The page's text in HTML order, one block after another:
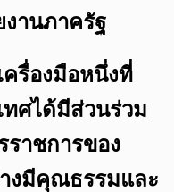
งานภาครัฐ
ครื่องมือหนึ่งที่
ทศได้มีส่วนร่วม
ราชการของ
างมีคุณธรรมและ